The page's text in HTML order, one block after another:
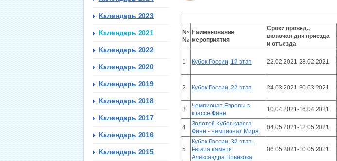
№
№
Наименование
мероприятия
Сроки провед.,
включая дни приезда
и отъезда
1 Кубок России, 1й этап 22.02.2021-28.02.2021
2 Кубок России, 2й этап 24.03.2021-30.03.2021
3
Чемпионат Европы в
классе Финн
10.04.2021-16.04.2021
4
Золотой Кубок класса
Финн - Чемпионат Мира
04.05.2021-12.05.2021
5
Кубок России, 3й этап -
Регата памяти
Александра Новикова
06.05.2021-10.05.2021
Календарь 2023
Календарь 2021
Календарь 2022
Календарь 2020
Календарь 2019
Календарь 2018
Календарь 2017
Календарь 2016
Календарь 2015